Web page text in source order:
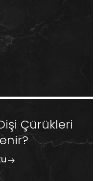
Çürükleri